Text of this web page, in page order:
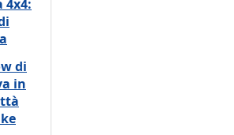
4x4:
di
in